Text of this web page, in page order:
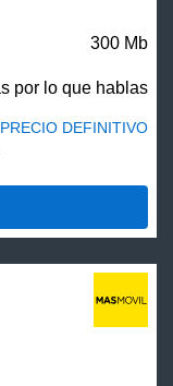
300 Mb
por lo que hablas
PRECIO DEFINITIVO